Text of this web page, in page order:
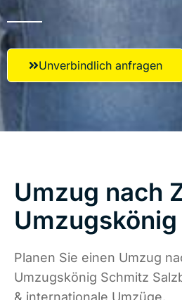
Unverbindlich anfragen
Umzug nach
Planen Sie einen Umzug
Umzugskönig Schmitz
& internationale Umzüge.